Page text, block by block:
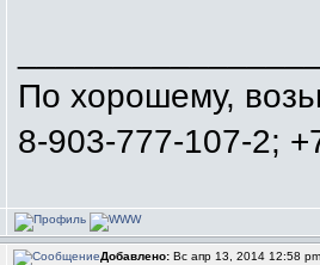
По хорошему,
8-903-777-107-2;
Добавлено: Вс апр 13, 2014 12:58